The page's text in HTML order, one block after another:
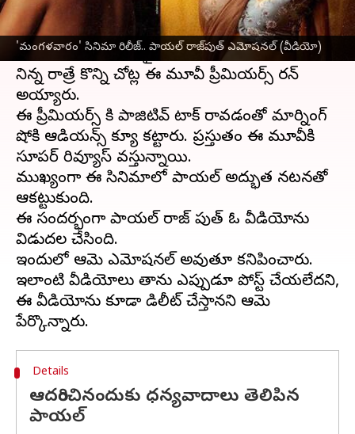
'మంగళవారం' సినిమా రిలీజ్.. పాయల్ రాజ్‌పుత్ ఎమోషనల్ (వీడియో)
ఈ వార్తాకథనం ఏంటి
హీరోయిన్ పాయల్ రాజ్ పుత్ నటించిన 'మంగళవారం'
మూవీ ఇవాళ విడుదలైంది.
నిన్న రాత్రే కొన్ని చోట్ల ఈ మూవీ ప్రీమియర్స్ రన్
అయ్యారు.
ఈ ప్రీమియర్స్ కి పాజిటివ్ టాక్ రావడంతో మార్నింగ్
షోకి ఆడియన్స్ క్యూ కట్టారు. ప్రస్తుతం ఈ మూవీకి
సూపర్ రివ్యూస్ వస్తున్నాయి.
ముఖ్యంగా ఈ సినిమాలో పాయల్ అద్భుత నటనతో
ఆకట్టుకుంది.
ఈ సందర్భంగా పాయల్ రాజ్ పుత్ ఓ వీడియోను
విడుదల చేసింది.
ఇందులో ఆమె ఎమోషనల్ అవుతూ కనిపించారు.
ఇలాంటి వీడియోలు తాను ఎప్పుడూ పోస్ట్ చేయలేదని,
ఈ వీడియోను కూడా డిలీట్ చేస్తానని ఆమె
Details
ఆదరించినందుకు ధన్యవాదాలు తెలిపిన
పాయల్